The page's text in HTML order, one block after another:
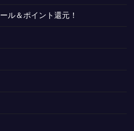
ル＆ポイント還元！